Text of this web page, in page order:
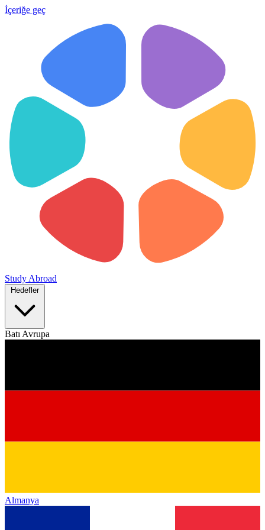
İçeriğe geç
Study Abroad
Hedefler
Batı Avrupa
Almanya